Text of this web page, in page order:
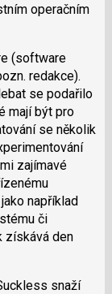
operačním
(software
redakce).
se podařilo
mají být pro
se několik
zajímavé
například
či
získává den
snaží